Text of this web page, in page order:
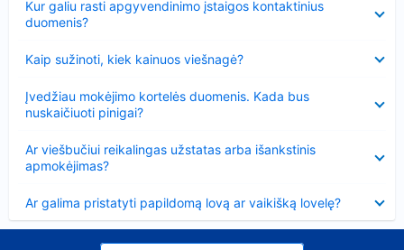
Kur galiu rasti apgyvendinimo įstaigos kontaktinius
duomenis?
Kaip sužinoti, kiek kainuos viešnagė?
Įvedžiau mokėjimo kortelės duomenis. Kada bus
nuskaičiuoti pinigai?
Ar viešbučiui reikalingas užstatas arba išankstinis
apmokėjimas?
Ar galima pristatyti papildomą lovą ar vaikišką lovelę?